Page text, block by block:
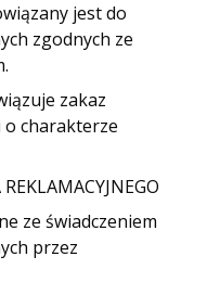
jest do
zgodnych ze
zakaz
charakterze
ze świadczeniem
przez